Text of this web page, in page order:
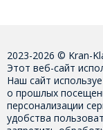
2023-2026 © Kran-
Этот веб-сайт
Наш сайт
о прошлых
персонализации
удобства